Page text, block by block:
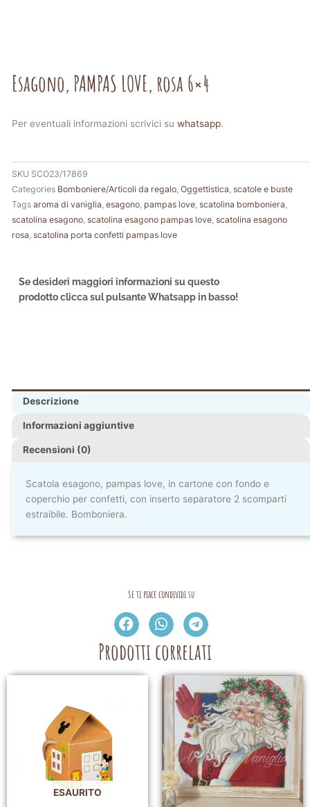
Esagono, PAMPAS LOVE, rosa 6×4
Per eventuali informazioni scrivici su whatsapp.
SKU SCO23/17869
Categories Bomboniere/Articoli da regalo Oggettistica scatole e buste
Tags aroma di vaniglia esagono pampas love scatolina bomboniera
scatolina esagono scatolina esagono pampas love scatolina esagono
rosa scatolina porta confetti pampas love
Se desideri maggiori informazioni su questo
prodotto clicca sul pulsante Whatsapp in basso!
Descrizione
Informazioni aggiuntive
Recensioni (0)
Scatola esagono, pampas love, in cartone con fondo e
coperchio per confetti, con inserto separatore 2 scomparti
estraibile. Bomboniera.
Se ti piace condividi su
Prodotti correlati
ESAURITO